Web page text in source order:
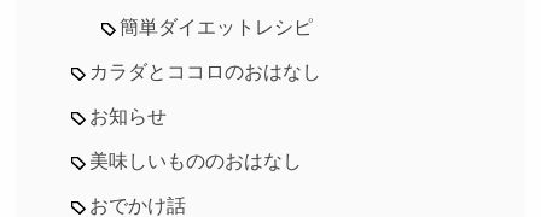
簡単ダイエットレシピ
カラダとココロのおはなし
お知らせ
美味しいもののおはなし
おでかけ話